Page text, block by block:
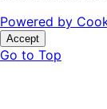
Powered by
Accept
Go to Top